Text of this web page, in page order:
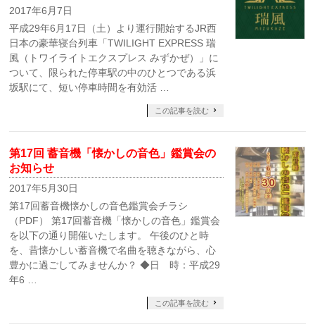
2017年6月7日
平成29年6月17日（土）より運行開始するJR西
日本の豪華寝台列車「TWILIGHT EXPRESS 瑞
風（トワイライトエクスプレス みずかぜ）」に
ついて、限られた停車駅の中のひとつである浜
坂駅にて、短い停車時間を有効活 …
この記事を読む
第17回 蓄音機「懐かしの音色」鑑賞会の
お知らせ
2017年5月30日
第17回蓄音機懐かしの音色鑑賞会チラシ
（PDF） 第17回蓄音機「懐かしの音色」鑑賞会
を以下の通り開催いたします。 午後のひと時
を、昔懐かしい蓄音機で名曲を聴きながら、心
豊かに過ごしてみませんか？ ◆日 時：平成29
年6 …
この記事を読む